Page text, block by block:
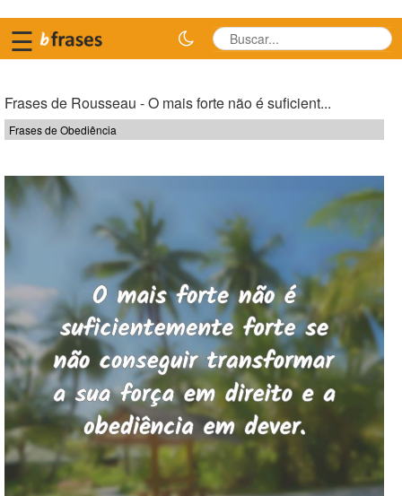
☰
Frases de Rousseau - O mais forte não é suficient...
Frases de Obediência